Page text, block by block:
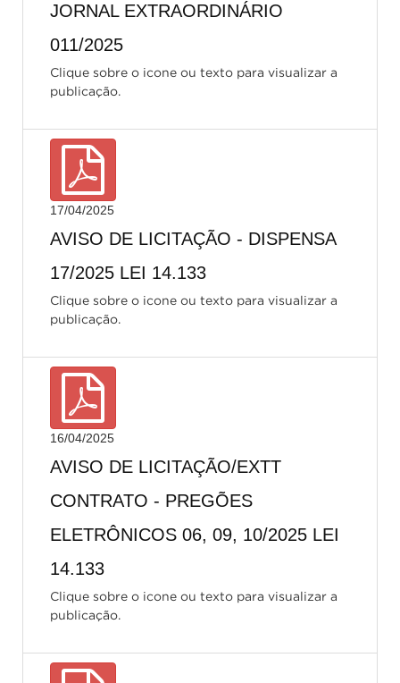
JORNAL EXTRAORDINÁRIO
011/2025
Clique sobre o icone ou texto para visualizar a
publicação.
17/04/2025
AVISO DE LICITAÇÃO - DISPENSA
17/2025 LEI 14.133
Clique sobre o icone ou texto para visualizar a
publicação.
16/04/2025
AVISO DE LICITAÇÃO/EXTT
CONTRATO - PREGÕES
ELETRÔNICOS 06, 09, 10/2025 LEI
14.133
Clique sobre o icone ou texto para visualizar a
publicação.